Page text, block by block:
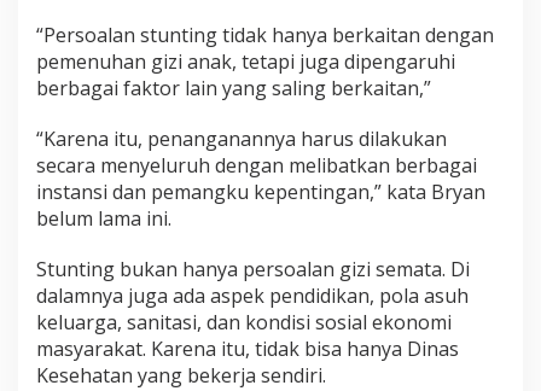
“Persoalan stunting tidak hanya berkaitan dengan
pemenuhan gizi anak, tetapi juga dipengaruhi
berbagai faktor lain yang saling berkaitan,”
“Karena itu, penanganannya harus dilakukan
secara menyeluruh dengan melibatkan berbagai
instansi dan pemangku kepentingan,” kata Bryan
belum lama ini.
Stunting bukan hanya persoalan gizi semata. Di
dalamnya juga ada aspek pendidikan, pola asuh
keluarga, sanitasi, dan kondisi sosial ekonomi
masyarakat. Karena itu, tidak bisa hanya Dinas
Kesehatan yang bekerja sendiri.